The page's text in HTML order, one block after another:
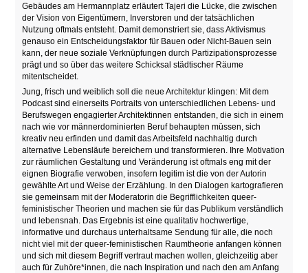
Gebäudes am Hermannplatz erläutert Tajeri die Lücke, die zwischen
der Vision von Eigentümern, Inverstoren und der tatsächlichen
Nutzung oftmals entsteht. Damit demonstriert sie, dass Aktivismus
genauso ein Entscheidungsfaktor für Bauen oder Nicht-Bauen sein
kann, der neue soziale Verknüpfungen durch Partizipationsprozesse
prägt und so über das weitere Schicksal städtischer Räume
mitentscheidet.
Jung, frisch und weiblich soll die neue Architektur klingen: Mit dem
Podcast sind einerseits Portraits von unterschiedlichen Lebens- und
Berufswegen engagierter Architektinnen entstanden, die sich in einem
nach wie vor männerdominierten Beruf behaupten müssen, sich
kreativ neu erfinden und damit das Arbeitsfeld nachhaltig durch
alternative Lebensläufe bereichern und transformieren. Ihre Motivation
zur räumlichen Gestaltung und Veränderung ist oftmals eng mit der
eignen Biografie verwoben, insofern legitim ist die von der Autorin
gewählte Art und Weise der Erzählung. In den Dialogen kartografieren
sie gemeinsam mit der Moderatorin die Begrifflichkeiten queer-
feministischer Theorien und machen sie für das Publikum verständlich
und lebensnah. Das Ergebnis ist eine qualitativ hochwertige,
informative und durchaus unterhaltsame Sendung für alle, die noch
nicht viel mit der queer-feministischen Raumtheorie anfangen können
und sich mit diesem Begriff vertraut machen wollen, gleichzeitig aber
auch für Zuhöre*innen, die nach Inspiration und nach den am Anfang